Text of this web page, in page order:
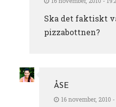
Ska det faktiskt
pizzabottnen?
ÅSE
16 november, 2010 -